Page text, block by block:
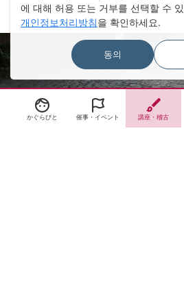
Select
かぐらびと 催事・イベント 講座・稽古
에 대해 허용 또는 거부를 선택할 수
개인정보처리방침을 확인하세요.
동의